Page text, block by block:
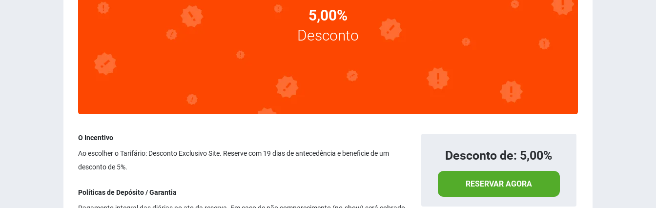
5,00%
Desconto
O Incentivo
Ao escolher o Tarifário: Desconto Exclusivo Site. Reserve com 19 dias de antecedência e beneficie de um
desconto de 5%.
Políticas de Depósito / Garantia
Desconto de: 5,00%
RESERVAR AGORA